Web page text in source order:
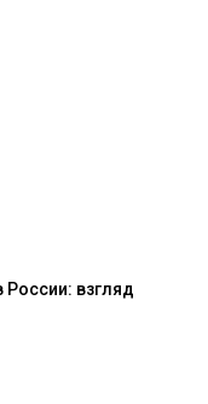
России: взгляд